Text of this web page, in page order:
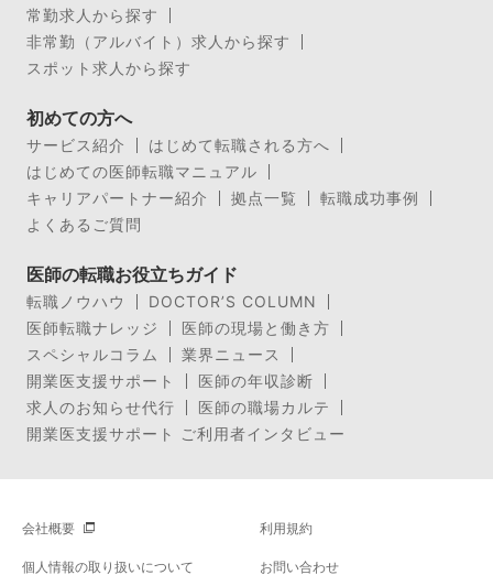
常勤求人から探す
非常勤（アルバイト）求人から探す
スポット求人から探す
初めての方へ
サービス紹介
はじめて転職される方へ
はじめての医師転職マニュアル
キャリアパートナー紹介
拠点一覧
転職成功事例
よくあるご質問
医師の転職お役立ちガイド
転職ノウハウ
DOCTOR’S COLUMN
医師転職ナレッジ
医師の現場と働き方
スペシャルコラム
業界ニュース
開業医支援サポート
医師の年収診断
求人のお知らせ代行
医師の職場カルテ
開業医支援サポート ご利用者インタビュー
会社概要 利用規約
個人情報の取り扱いについて お問い合わせ